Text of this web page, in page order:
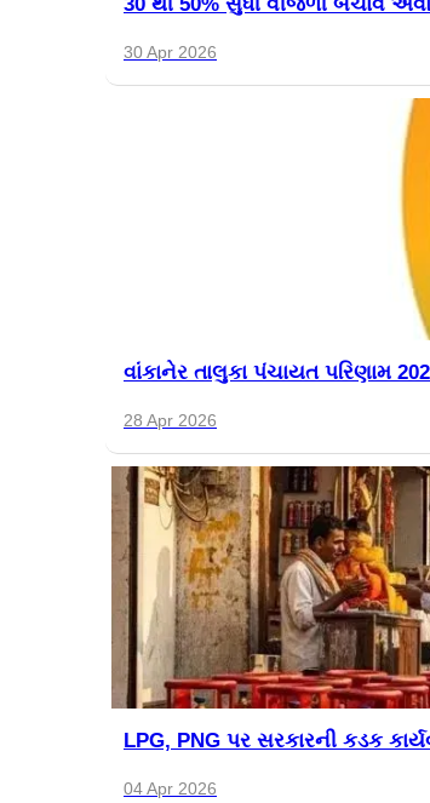
30 Apr 2026
વાંકાનેર તાલુકા પંચાયત પરિણામ
28 Apr 2026
LPG, PNG પર સરકારની કડક
04 Apr 2026